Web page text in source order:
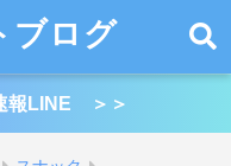
ブログ
報LINE ＞＞